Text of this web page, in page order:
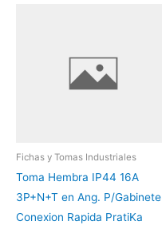
Fichas y Tomas Industriales
Toma Hembra IP44 16A
3P+N+T en Ang. P/Gabinete
Conexion Rapida PratiKa